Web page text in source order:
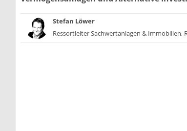
Stefan Löwer
Ressortleiter Sachwertanlagen & Immobilien,